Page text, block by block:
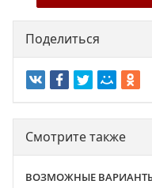
Поделиться
Смотрите также
ВОЗМОЖНЫЕ